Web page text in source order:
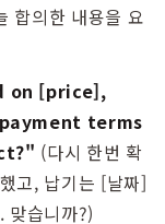
합의한 내용을 요
on [price],
terms
(다시 한번 확
고, 납기는 [날짜]
맞습니까?)